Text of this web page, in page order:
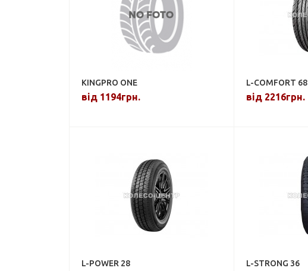
KINGPRO ONE
від 1194грн.
L-COMFORT 68
від 2216грн.
L-POWER 28 L-STRONG 36